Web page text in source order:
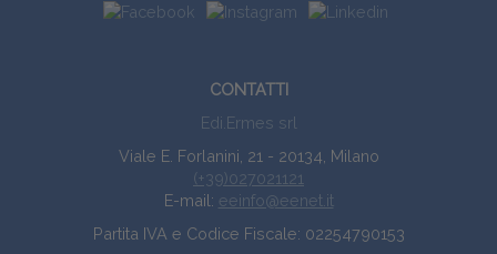
CONTATTI
Edi.Ermes srl
Viale E. Forlanini, 21 - 20134, Milano
(+39)027021121
E-mail: eeinfo@eenet.it
Partita IVA e Codice Fiscale: 02254790153